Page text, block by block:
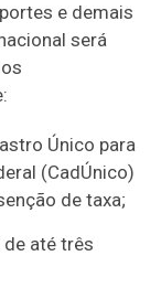
e demais
será
Único para
(CadÚnico)
de taxa;
até três